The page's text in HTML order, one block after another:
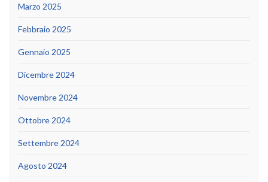
Marzo 2025
Febbraio 2025
Gennaio 2025
Dicembre 2024
Novembre 2024
Ottobre 2024
Settembre 2024
Agosto 2024